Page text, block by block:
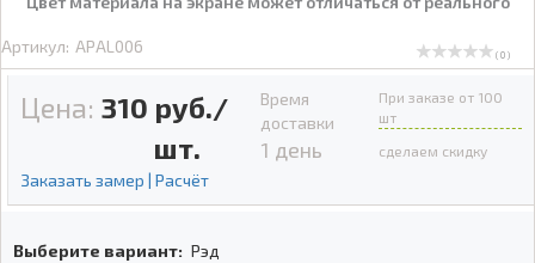
Артикул: APAL006 ( 0 )
Цена: 310 руб./
шт.
Заказать замер | Расчёт
Время
доставки
1 день
При заказе от 100
шт
сделаем скидку
Выберите вариант: Рэд